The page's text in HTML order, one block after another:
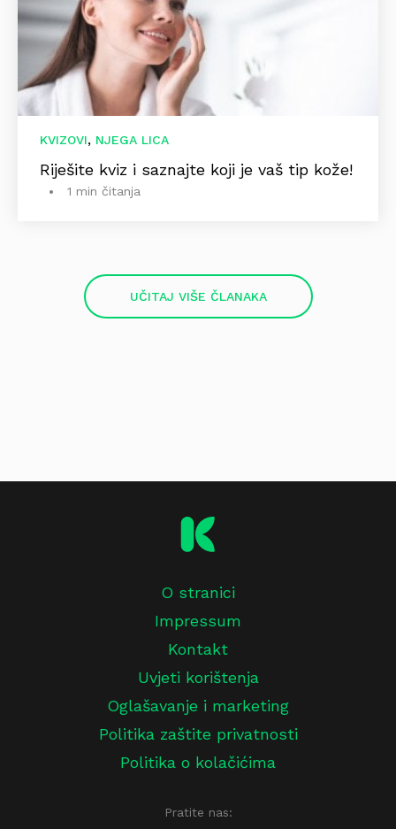
KVIZOVI, NJEGA LICA
Riješite kviz i saznajte koji je vaš tip kože!
1 min čitanja
UČITAJ VIŠE ČLANAKA
O stranici
Impressum
Kontakt
Uvjeti korištenja
Oglašavanje i marketing
Politika zaštite privatnosti
Politika o kolačićima
Pratite nas: